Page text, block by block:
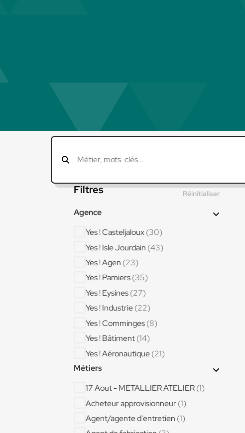
Filtres Réinitialiser
Agence
Yes ! Casteljaloux(30)
Yes ! Isle Jourdain (43)
Yes ! Agen (23)
Yes ! Pamiers(35)
Yes ! Eysines(27)
Yes ! Industrie(22)
Yes ! Comminges(8)
Yes ! Bâtiment(14)
Yes ! Aéronautique(21)
Yes ! Limoux
Yes ! Condom(15)
Yes ! Bordeaux Centre
Métiers
17 Aout - METALLIER ATELIER(1)
Acheteur approvisionneur(1)
Agent/agente d'entretien (1)